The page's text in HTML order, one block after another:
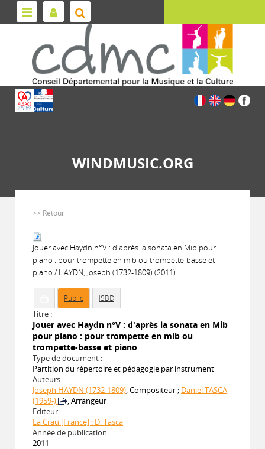
WINDMUSIC.ORG
>> Retour
Jouer avec Haydn n°V : d'après la sonata en Mib pour
piano : pour trompette en mib ou trompette-basse et
piano / HAYDN, Joseph (1732-1809) (2011)
Public ISBD
Titre :
Jouer avec Haydn n°V : d'après la sonata en Mib
pour piano : pour trompette en mib ou
trompette-basse et piano
Type de document :
Partition du répertoire et pédagogie par instrument
Auteurs :
Joseph HAYDN (1732-1809), Compositeur ; Daniel TASCA
(1959-)
, Arrangeur
Editeur :
La Crau [France] : D. Tasca
Année de publication :
2011